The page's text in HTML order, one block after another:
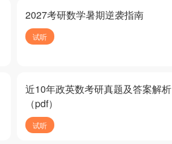
2027考研数学暑期逆袭指南
试听
近10年政英数考研真题及答案解析
（pdf）
试听